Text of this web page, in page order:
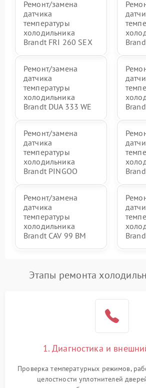
Ремонт/замена
датчика
температуры
холодильника
Brandt FRI 260 SEX
Ремонт/замена
датчика
температуры
холодильника
Brandt DUA 333 WE
Ремонт/замена
датчика
температуры
холодильника
Brandt PINGOO
Ремонт/замена
датчика
температуры
холодильника
Brandt CAV 99 BM
Этапы ремонта
1. Диагностика и
Проверка температурных режимов,
целостности уплотнителей